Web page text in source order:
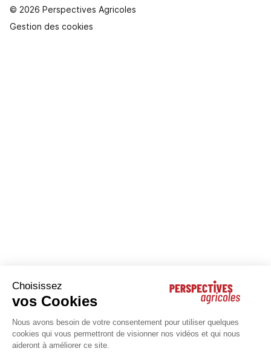
© 2026 Perspectives Agricoles
Gestion des cookies